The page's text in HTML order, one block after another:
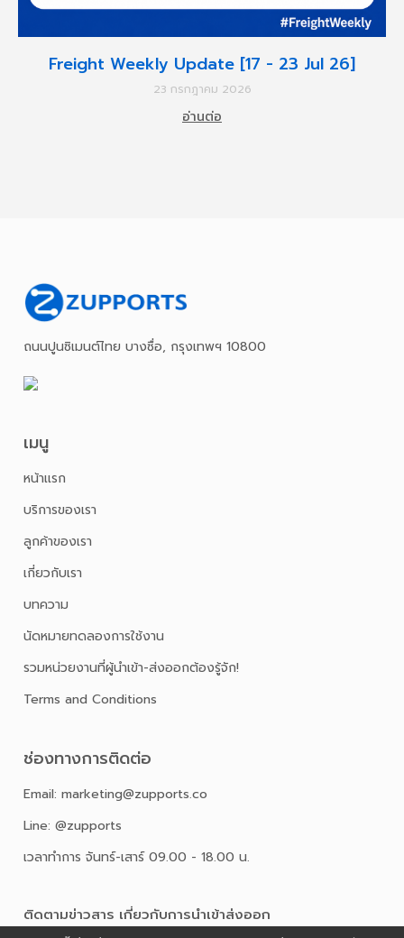
Freight Weekly Update [17 - 23 Jul 26]
23 กรกฎาคม 2026
อ่านต่อ
ถนนปูนซิเมนต์ไทย บางซื่อ, กรุงเทพฯ 10800
เมนู
หน้าเเรก
บริการของเรา
ลูกค้าของเรา
เกี่ยวกับเรา
บทความ
นัดหมายทดลองการใช้งาน
รวมหน่วยงานที่ผู้นำเข้า-ส่งออกต้องรู้จัก!
Terms and Conditions
ช่องทางการติดต่อ
Email: marketing@zupports.co
Line: @zupports
เวลาทำการ จันทร์-เสาร์ 09.00 - 18.00 น.
ติดตามข่าวสาร เกี่ยวกับการนําเข้าส่งออก